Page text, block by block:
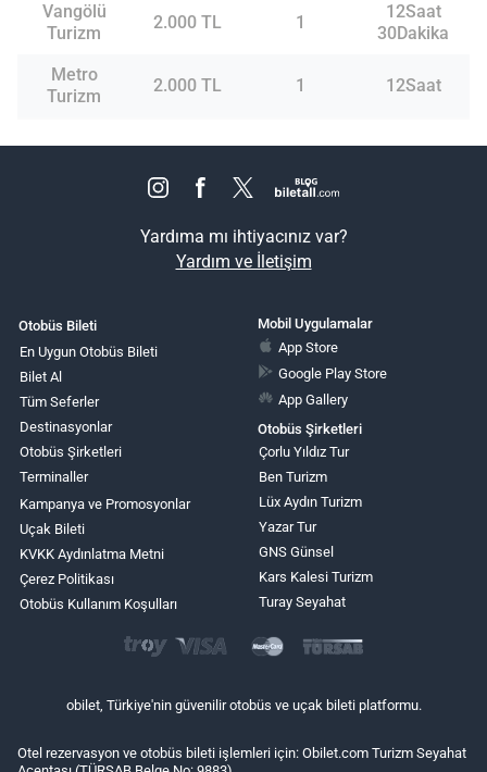
Vangölü
Turizm
2.000 TL 1
12Saat
30Dakika
Metro
Turizm
2.000 TL 1 12Saat
Yardıma mı ihtiyacınız var?
Yardım ve İletişim
Otobüs Bileti
En Uygun Otobüs Bileti
Bilet Al
Tüm Seferler
Destinasyonlar
Otobüs Şirketleri
Terminaller
Kampanya ve Promosyonlar
Uçak Bileti
KVKK Aydınlatma Metni
Çerez Politikası
Otobüs Kullanım Koşulları
Mobil Uygulamalar
App Store
Google Play Store
App Gallery
Otobüs Şirketleri
Çorlu Yıldız Tur
Ben Turizm
Lüx Aydın Turizm
Yazar Tur
GNS Günsel
Kars Kalesi Turizm
Turay Seyahat
obilet, Türkiye'nin güvenilir otobüs ve uçak bileti platformu.
Otel rezervasyon ve otobüs bileti işlemleri için: Obilet.com Turizm Seyahat